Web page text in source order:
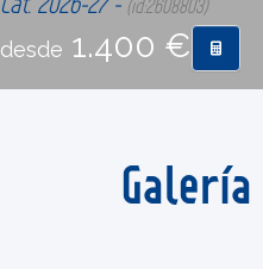
(id:2608803)
desde 1.400 €
Galería